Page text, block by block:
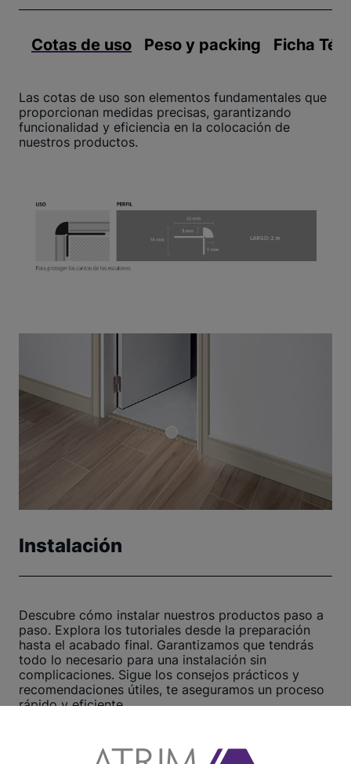
Cotas de uso Peso y packing Ficha
Las cotas de uso son elementos fundamentales que
proporcionan medidas precisas, garantizando
funcionalidad y eficiencia en la colocación de
nuestros productos.
Instalación
Descubre cómo instalar nuestros productos paso a
paso. Explora los tutoriales desde la preparación
hasta el acabado final. Garantizamos que tendrás
todo lo necesario para una instalación sin
complicaciones. Sigue los consejos prácticos y
recomendaciones útiles, te aseguramos un proceso
rápido y eficiente.